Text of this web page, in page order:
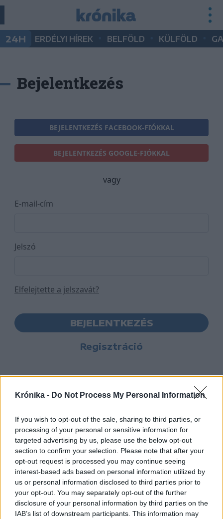
Krónika - Do Not Process My Personal Information
If you wish to opt-out of the sale, sharing to third parties, or
processing of your personal or sensitive information for
targeted advertising by us, please use the below opt-out
section to confirm your selection. Please note that after your
opt-out request is processed you may continue seeing
interest-based ads based on personal information utilized by
us or personal information disclosed to third parties prior to
your opt-out. You may separately opt-out of the further
disclosure of your personal information by third parties on the
IAB’s list of downstream participants. This information may
24H ERDÉLYI HÍREK BELFÖLD KÜLFÖLD
Bejelentkezés
BEJELENTKEZÉS FACEBOOK-FIÓKKAL
BEJELENTKEZÉS GOOGLE-FIÓKKAL
vagy
E-mail-cím
Jelszó
Elfelejtette a jelszavát?
BEJELENTKEZÉS
Regisztráció
Hasznos
Impresszum
Szerzői jogok